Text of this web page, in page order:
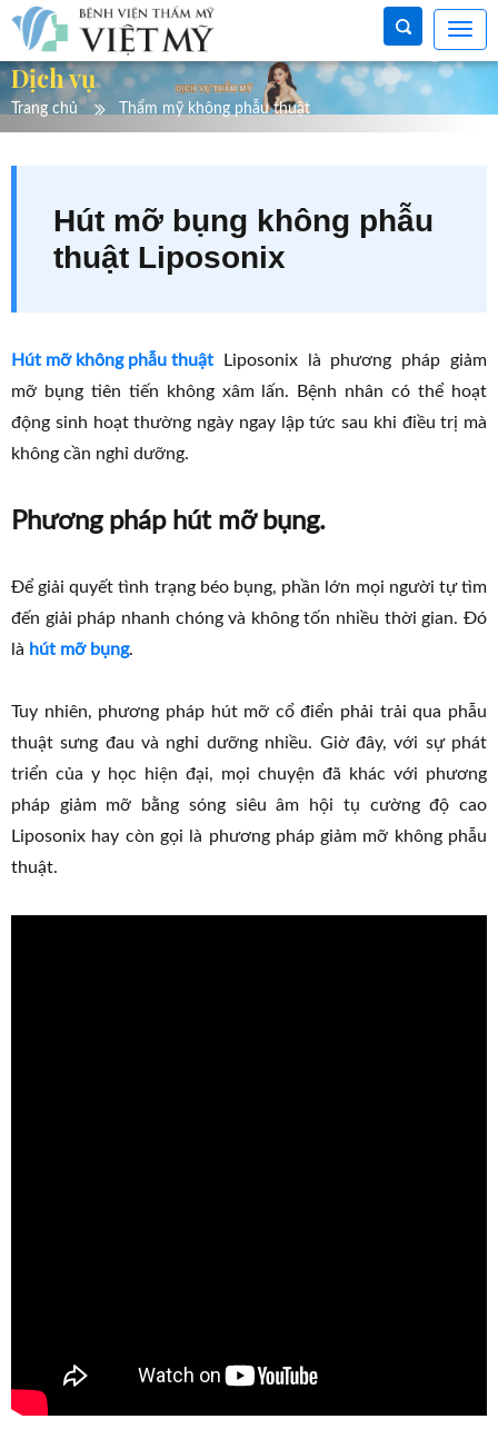
Dịch vụ
Trang chủ Thẩm mỹ không phẫu thuật
Hút mỡ bụng không phẫu
thuật Liposonix
Hút mỡ không phẫu thuật Liposonix là phương pháp giảm
mỡ bụng tiên tiến không xâm lấn. Bệnh nhân có thể hoạt
động sinh hoạt thường ngày ngay lập tức sau khi điều trị mà
không cần nghỉ dưỡng.
Phương pháp hút mỡ bụng.
Để giải quyết tình trạng béo bụng, phần lớn mọi người tự tìm
đến giải pháp nhanh chóng và không tốn nhiều thời gian. Đó
là hút mỡ bụng.
Tuy nhiên, phương pháp hút mỡ cổ điển phải trải qua phẫu
thuật sưng đau và nghỉ dưỡng nhiều. Giờ đây, với sự phát
triển của y học hiện đại, mọi chuyện đã khác với phương
pháp giảm mỡ bằng sóng siêu âm hội tụ cường độ cao
Liposonix hay còn gọi là phương pháp giảm mỡ không phẫu
thuật.